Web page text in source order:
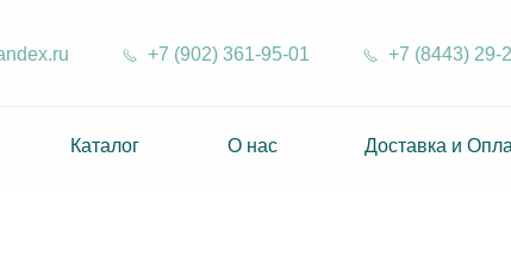
+7 (902) 361-95-01 +7 (8443) 29-
Каталог О нас Доставка и